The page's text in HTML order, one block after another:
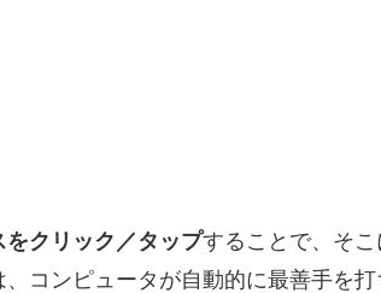
をクリック／タップすることで、そ
コンピュータが自動的に最善手を打